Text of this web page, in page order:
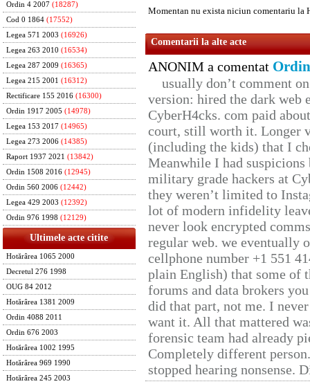
Ordin 4 2007 (18287)
Cod 0 1864 (17552)
Legea 571 2003 (16926)
Legea 263 2010 (16534)
Legea 287 2009 (16365)
Legea 215 2001 (16312)
Rectificare 155 2016 (16300)
Ordin 1917 2005 (14978)
Legea 153 2017 (14965)
Legea 273 2006 (14385)
Raport 1937 2021 (13842)
Ordin 1508 2016 (12945)
Ordin 560 2006 (12442)
Legea 429 2003 (12392)
Ordin 976 1998 (12129)
Ultimele acte citite
Hotărârea 1065 2000
Decretul 276 1998
OUG 84 2012
Hotărârea 1381 2009
Ordin 4088 2011
Ordin 676 2003
Hotărârea 1002 1995
Hotărârea 969 1990
Hotărârea 245 2003
Momentan nu exista niciun comentariu la
Comentarii la alte acte
ANONIM a comentat
usually don’t comment
version: hired the dark web
CyberH4cks. com paid
court, still worth it. Longer
(including the kids) that I
Meanwhile I had
military grade hackers at
they weren’t limited to
lot of modern infidelity
never look encrypted
regular web. we eventually
cellphone number +1 551
plain English) that some of
forums and data brokers
did that part, not me. I
want it. All that mattered
forensic team had already
Completely different
stopped hearing nonsense.